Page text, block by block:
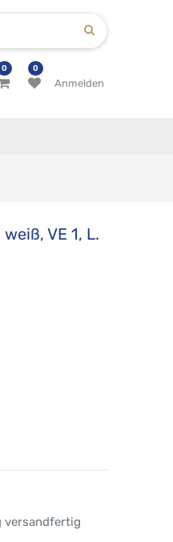
0 0
Anmelden
VE 1, L.
versandfertig